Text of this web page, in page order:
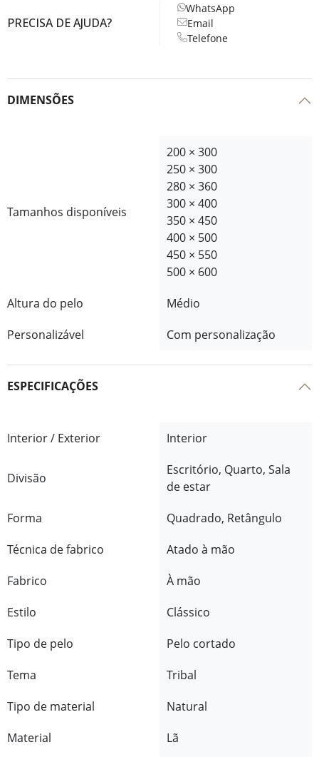
PRECISA DE AJUDA?
WhatsApp
Email
Telefone
DIMENSÕES
Tamanhos disponíveis
200 × 300
250 × 300
280 × 360
300 × 400
350 × 450
400 × 500
450 × 550
500 × 600
Altura do pelo
Médio
Personalizável
Com personalização
ESPECIFICAÇÕES
Interior / Exterior Interior
Divisão
Escritório, Quarto, Sala
de estar
Forma
Quadrado, Retângulo
Técnica de fabrico
Atado à mão
Fabrico
À mão
Estilo
Clássico
Tipo de pelo
Pelo cortado
Tema
Tribal
Tipo de material
Natural
Material
Lã